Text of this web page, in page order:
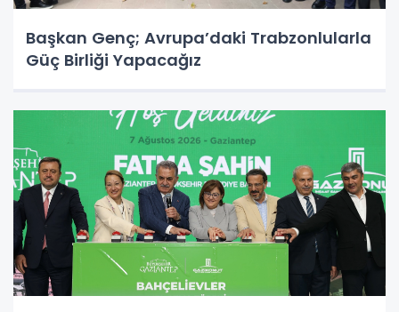
Başkan Genç; Avrupa’daki Trabzonlularla
Güç Birliği Yapacağız